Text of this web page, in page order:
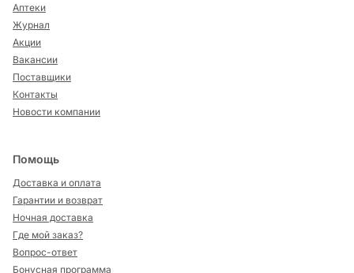
Аптеки
Журнал
Акции
Вакансии
Поставщики
Контакты
Новости компании
Помощь
Доставка и оплата
Гарантии и возврат
Ночная доставка
Где мой заказ?
Вопрос-ответ
Бонусная программа